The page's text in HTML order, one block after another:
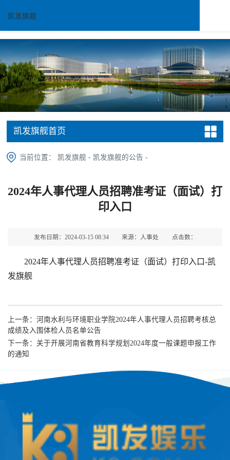
凯发旗舰
凯发旗舰首页
当前位置： 凯发旗舰 - 凯发旗舰的公告 -
2024年人事代理人员招聘准考证（面试）打
印入口
发布日期：2024-03-15 08:34 来源：人事处 点击数：
2024年人事代理人员招聘准考证（面试）打印入口-凯
发旗舰
上一条： 河南水利与环境职业学院2024年人事代理人员招聘考核总
成绩及入围体检人员名单公告
下一条： 关于开展河南省教育科学规划2024年度一般课题申报工作
的通知